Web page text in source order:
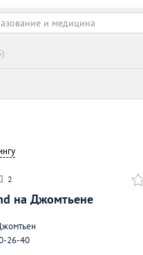
2
на Джомтьене
26-40